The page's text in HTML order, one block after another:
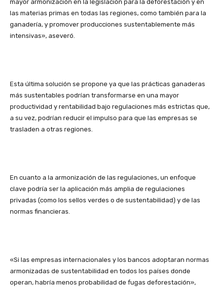
mayor armonización en la legislación para la deforestación y en
las materias primas en todas las regiones, como también para la
ganadería, y promover producciones sustentablemente más
intensivas», aseveró.
Esta última solución se propone ya que las prácticas ganaderas
más sustentables podrían transformarse en una mayor
productividad y rentabilidad bajo regulaciones más estrictas que,
a su vez, podrían reducir el impulso para que las empresas se
trasladen a otras regiones.
En cuanto a la armonización de las regulaciones, un enfoque
clave podría ser la aplicación más amplia de regulaciones
privadas (como los sellos verdes o de sustentabilidad) y de las
normas financieras.
«Si las empresas internacionales y los bancos adoptaran normas
armonizadas de sustentabilidad en todos los países donde
operan, habría menos probabilidad de fugas deforestación»,